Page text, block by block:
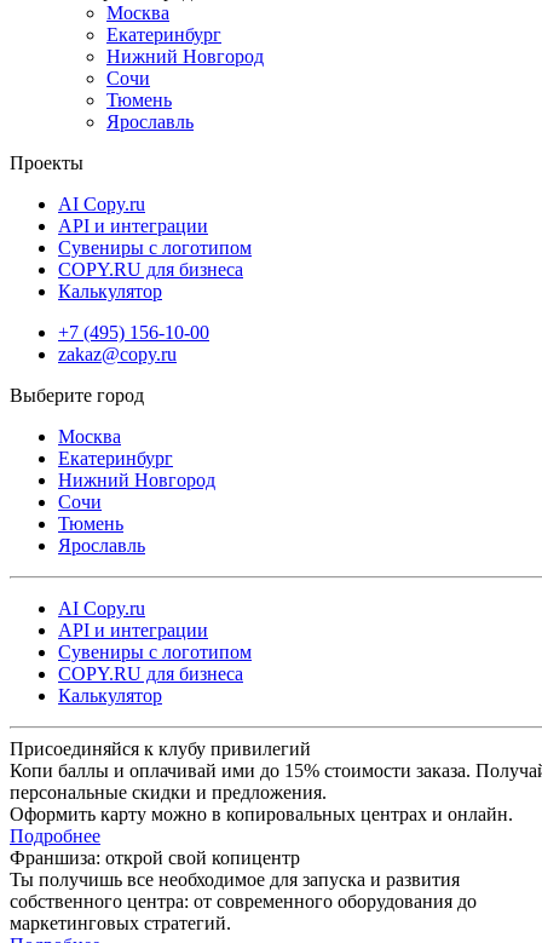
Москва
Екатеринбург
Нижний Новгород
Сочи
Тюмень
Ярославль
Проекты
AI Copy.ru
API и интеграции
Сувениры с логотипом
COPY.RU для бизнеса
Калькулятор
+7 (495) 156-10-00
zakaz@copy.ru
Москва
Екатеринбург
Нижний Новгород
Сочи
Тюмень
Ярославль
AI Copy.ru
API и интеграции
Сувениры с логотипом
COPY.RU для бизнеса
Калькулятор
Присоединяйся к клубу привилегий
Копи баллы и оплачивай ими до 15% стоимости заказа.
персональные скидки и предложения.
Оформить карту можно в копировальных центрах и онлайн.
Подробнее
Франшиза: открой свой копицентр
Ты получишь все необходимое для запуска и развития
собственного центра: от современного оборудования до
маркетинговых стратегий.